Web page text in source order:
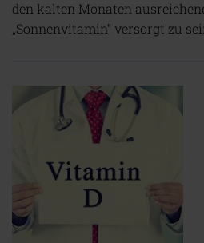
den kalten Monaten
„Sonnenvitamin“ versorgt zu